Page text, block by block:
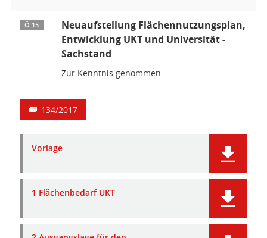
Ö 15
Neuaufstellung Flächennutzungsplan,
Entwicklung UKT und Universität -
Sachstand
Zur Kenntnis genommen
134/2017
Vorlage
1 Flächenbedarf UKT